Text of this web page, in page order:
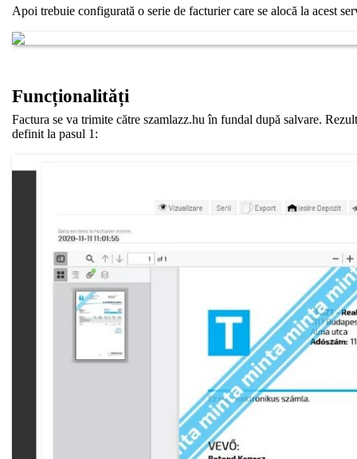
Apoi trebuie configurată o serie de facturier care se alocă la acest
Funcționalități
Factura se va trimite către szamlazz.hu în fundal după salvare.
definit la pasul 1: